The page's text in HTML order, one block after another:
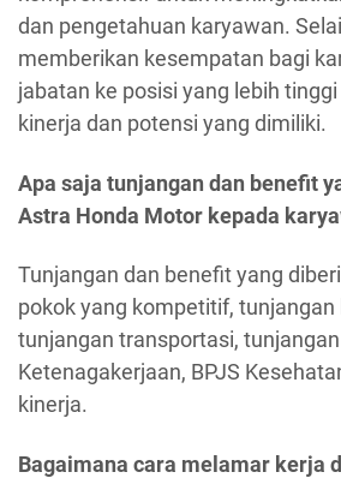
dan pengetahuan karyawan.
memberikan kesempatan bagi
jabatan ke posisi yang lebih
kinerja dan potensi yang dimiliki.
Apa saja tunjangan dan benefit
Astra Honda Motor kepada
Tunjangan dan benefit yang
pokok yang kompetitif, tunjangan
tunjangan transportasi, tunjangan
Ketenagakerjaan, BPJS
kinerja.
Bagaimana cara melamar kerja